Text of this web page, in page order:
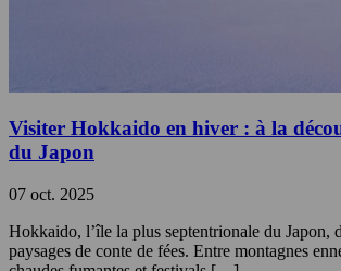
Visiter Hokkaido en hiver : à la
du Japon
07 oct. 2025
Hokkaido, l’île la plus septentrionale du Japon,
paysages de conte de fées. Entre montagnes